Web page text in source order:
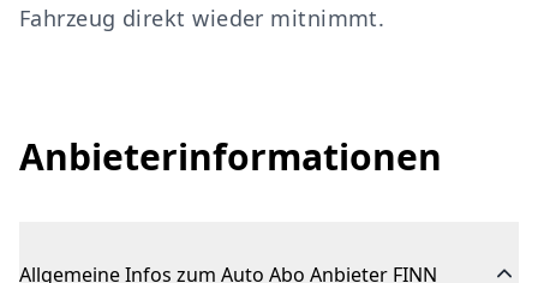
Fahrzeug direkt wieder mitnimmt.
Anbieterinformationen
Allgemeine Infos zum Auto Abo Anbieter FINN